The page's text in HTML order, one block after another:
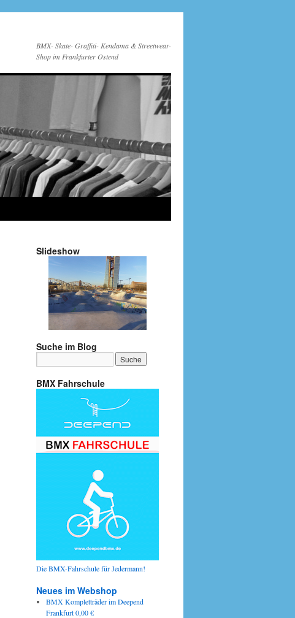
BMX- Skate- Graffiti- Kendama & Streetwear-
Shop im Frankfurter Ostend
Slideshow
Suche im Blog
BMX Fahrschule
Die BMX-Fahrschule für Jedermann!
Neues im Webshop
BMX Kompletträder im Deepend
Frankfurt 0,00 €